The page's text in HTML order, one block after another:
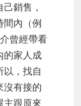
銷售，
間內（例
曾經帶看
的家人成
，找自
沒有接的
主跟原來